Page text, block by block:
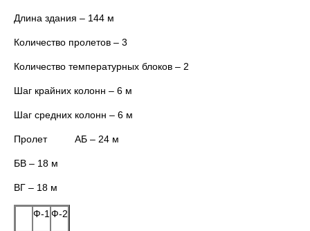
Длина здания – 144 м
Количество пролетов – 3
Количество температурных блоков – 2
Шаг крайних колонн – 6 м
Шаг средних колонн – 6 м
Пролет АБ – 24 м
БВ – 18 м
ВГ – 18 м
Ф-1 Ф-2